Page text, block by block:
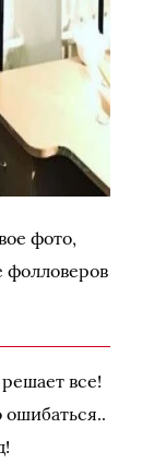
фото,
фолловеров
все!